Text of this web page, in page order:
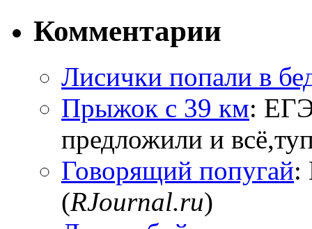
Комментарии
Лисички попали в
Прыжок с 39 км:
предложили и
Говорящий попугай:
(RJournal.ru)